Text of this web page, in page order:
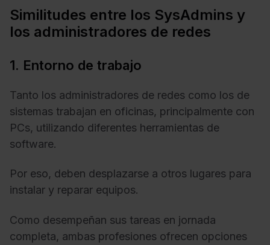
Similitudes entre los SysAdmins y
los administradores de redes
1. Entorno de trabajo
Tanto los administradores de redes como los de
sistemas trabajan en oficinas, principalmente con
PCs, utilizando diferentes herramientas de
software.
Por eso, deben desplazarse a otros lugares para
instalar y reparar equipos.
Como desempeñan sus tareas en jornada
completa, ambas profesiones ofrecen opciones